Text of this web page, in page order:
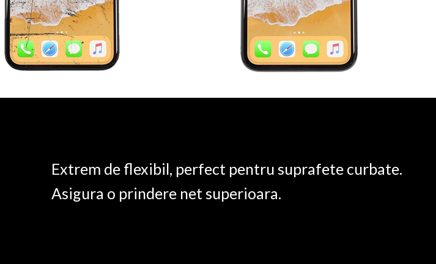
Extrem de flexibil, perfect pentru suprafete curbate.
Asigura o prindere net superioara.